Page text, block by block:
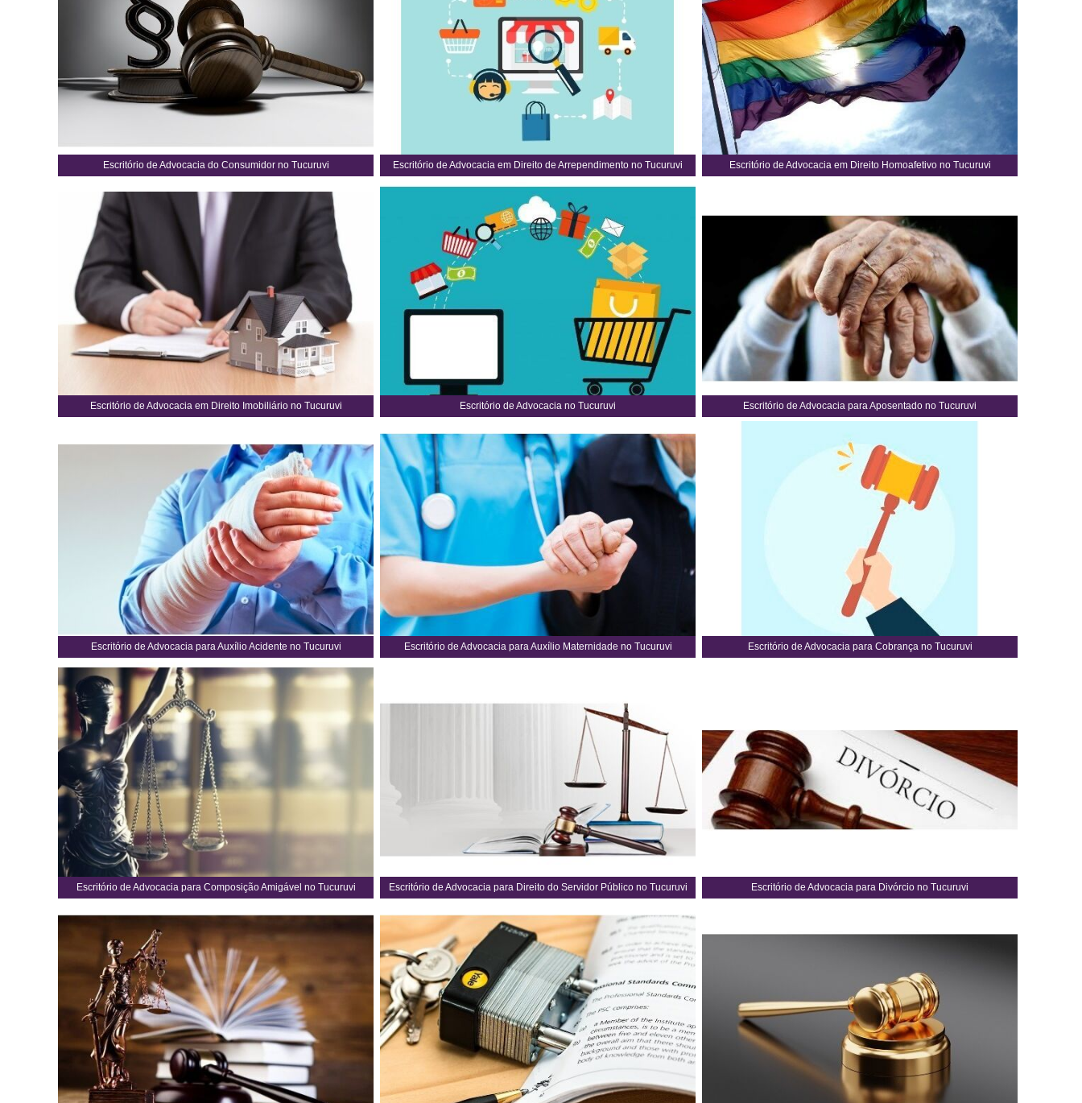
Escritório de Advocacia do Consumidor no Tucuruvi Escritório de Advocacia em Direito de Arrependimento no Tucuruvi Escritório de Advocacia em Direito Homoafetivo no Tucuruvi
Escritório de Advocacia em Direito Imobiliário no Tucuruvi Escritório de Advocacia no Tucuruvi Escritório de Advocacia para Aposentado no Tucuruvi
Escritório de Advocacia para Auxílio Acidente no Tucuruvi Escritório de Advocacia para Auxílio Maternidade no Tucuruvi Escritório de Advocacia para Cobrança no Tucuruvi
Escritório de Advocacia para Composição Amigável no Tucuruvi Escritório de Advocacia para Direito do Servidor Público no Tucuruvi Escritório de Advocacia para Divórcio no Tucuruvi